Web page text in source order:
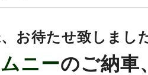
お待たせ致しまし
ニーのご納車、